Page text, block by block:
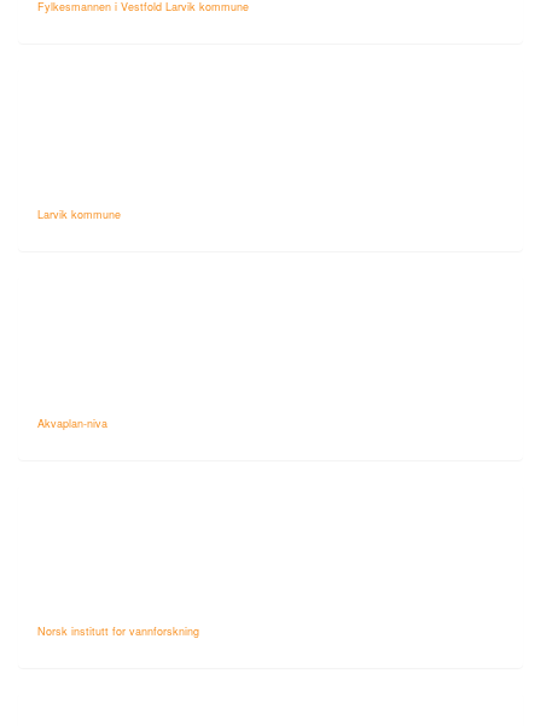
Fylkesmannen i Vestfold Larvik kommune
Larvik kommune
Akvaplan-niva
Norsk institutt for vannforskning